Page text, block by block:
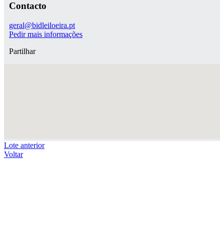
Contacto
geral@bidleiloeira.pt
Pedir mais informações
Partilhar
Lote anterior
Voltar